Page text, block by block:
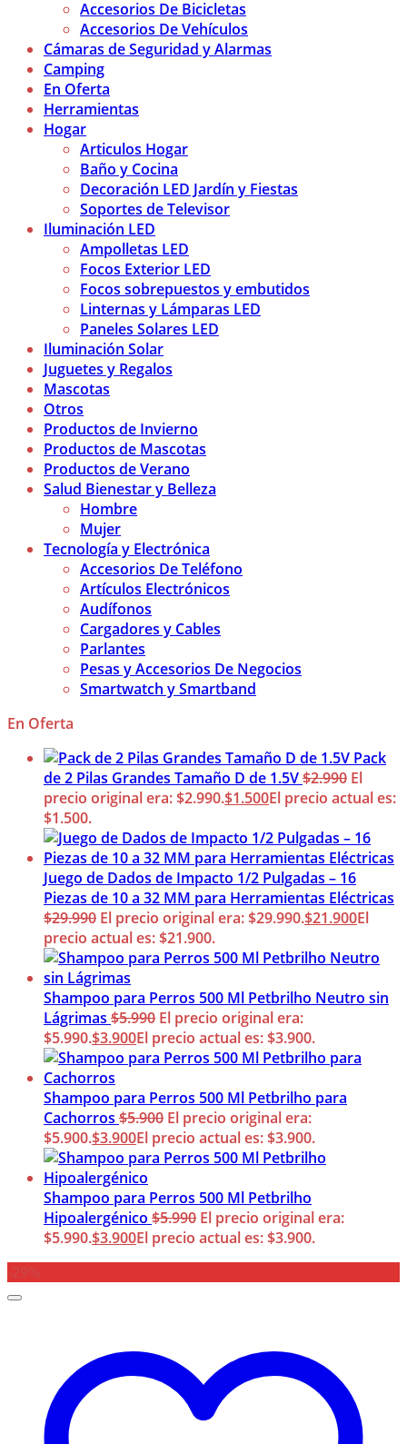
Accesorios De Bicicletas
Accesorios De Vehículos
Cámaras de Seguridad y Alarmas
Camping
En Oferta
Herramientas
Hogar
Articulos Hogar
Baño y Cocina
Decoración LED Jardín y Fiestas
Soportes de Televisor
Iluminación LED
Ampolletas LED
Focos Exterior LED
Focos sobrepuestos y embutidos
Linternas y Lámparas LED
Paneles Solares LED
Iluminación Solar
Juguetes y Regalos
Mascotas
Otros
Productos de Invierno
Productos de Mascotas
Productos de Verano
Salud Bienestar y Belleza
Hombre
Mujer
Tecnología y Electrónica
Accesorios De Teléfono
Artículos Electrónicos
Audífonos
Cargadores y Cables
Parlantes
Pesas y Accesorios De Negocios
Smartwatch y Smartband
En Oferta
Pack
de 2 Pilas Grandes Tamaño D de 1.5V$2.990 El
precio original era: $2.990.$1.500El precio actual es:
$1.500.
Juego de Dados de Impacto 1/2 Pulgadas – 16
Piezas de 10 a 32 MM para Herramientas Eléctricas
$29.990 El precio original era: $29.990.$21.900El
precio actual es: $21.900.
Shampoo para Perros 500 Ml Petbrilho Neutro sin
Lágrimas $5.990 El precio original era:
$5.990.$3.900El precio actual es: $3.900.
Shampoo para Perros 500 Ml Petbrilho para
Cachorros $5.900 El precio original era:
$5.900.$3.900El precio actual es: $3.900.
Shampoo para Perros 500 Ml Petbrilho
Hipoalergénico $5.990 El precio original era:
$5.990.$3.900El precio actual es: $3.900.